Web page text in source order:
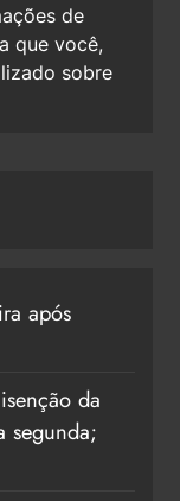
de
que você,
sobre
após
da
segunda;